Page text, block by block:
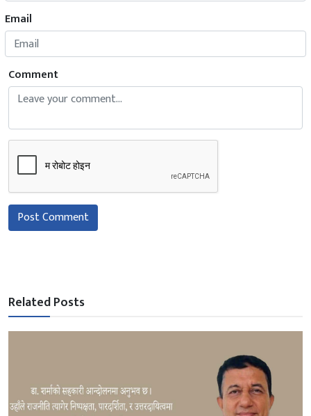
Email
Comment
Post Comment
Related Posts